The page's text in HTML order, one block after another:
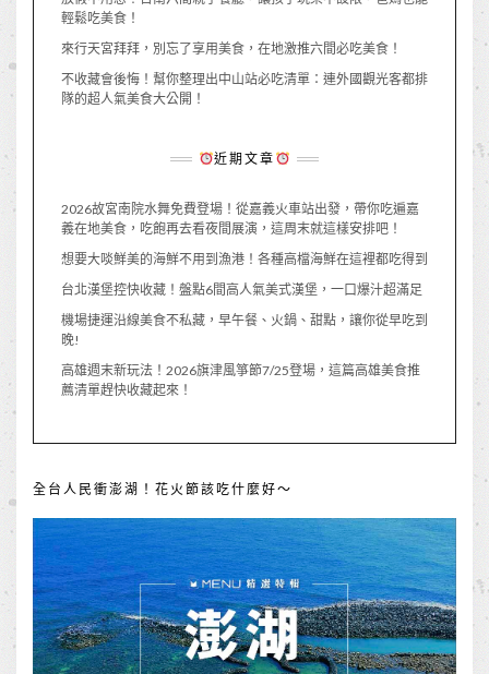
輕鬆吃美食！
來行天宮拜拜，別忘了享用美食，在地激推六間必吃美食！
不收藏會後悔！幫你整理出中山站必吃清單：連外國觀光客都排
隊的超人氣美食大公開！
近期文章
2026故宮南院水舞免費登場！從嘉義火車站出發，帶你吃遍嘉
義在地美食，吃飽再去看夜間展演，這周末就這樣安排吧！
想要大啖鮮美的海鮮不用到漁港！各種高檔海鮮在這裡都吃得到
台北漢堡控快收藏！盤點6間高人氣美式漢堡，一口爆汁超滿足
機場捷運沿線美食不私藏，早午餐、火鍋、甜點，讓你從早吃到
晚!
高雄週末新玩法！2026旗津風箏節7/25登場，這篇高雄美食推
薦清單趕快收藏起來！
全台人民衝澎湖！花火節該吃什麼好～